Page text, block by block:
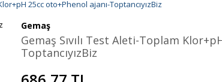
25cc oto+Phenol ajanı-ToptancıyızBiz
Gemaş
Gemaş Sıvılı Test Aleti-Toplam
ToptancıyızBiz